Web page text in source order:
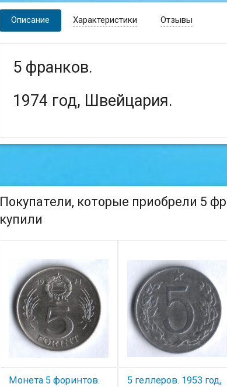
Описание Характеристики Отзывы
5 франков.
1974 год, Швейцария.
Покупатели, которые приобрели 5
купили
Монета 5 форинтов.
5 геллеров. 1953 год,